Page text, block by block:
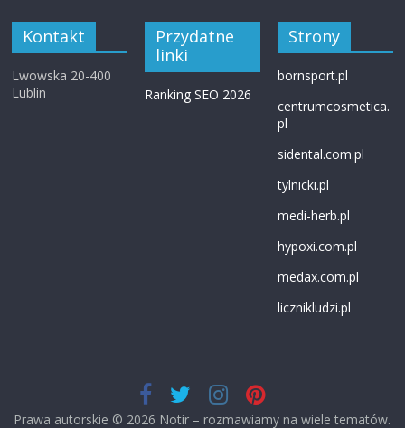
Kontakt
Lwowska 20-400
Lublin
Przydatne
linki
Ranking SEO 2026
Strony
bornsport.pl
centrumcosmetica.
pl
sidental.com.pl
tylnicki.pl
medi-herb.pl
hypoxi.com.pl
medax.com.pl
licznikludzi.pl
Prawa autorskie © 2026 Notir – rozmawiamy na wiele tematów.